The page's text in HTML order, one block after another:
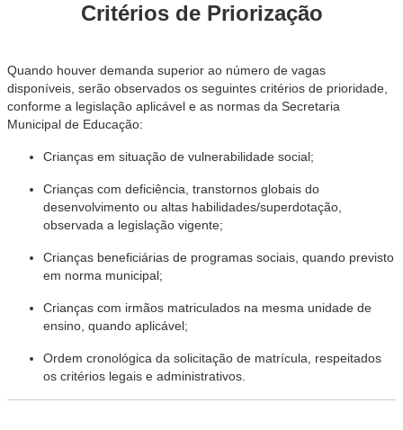
Critérios de Priorização
Quando houver demanda superior ao número de vagas
disponíveis, serão observados os seguintes critérios de prioridade,
conforme a legislação aplicável e as normas da Secretaria
Municipal de Educação:
Crianças em situação de vulnerabilidade social;
Crianças com deficiência, transtornos globais do
desenvolvimento ou altas habilidades/superdotação,
observada a legislação vigente;
Crianças beneficiárias de programas sociais, quando previsto
em norma municipal;
Crianças com irmãos matriculados na mesma unidade de
ensino, quando aplicável;
Ordem cronológica da solicitação de matrícula, respeitados
os critérios legais e administrativos.